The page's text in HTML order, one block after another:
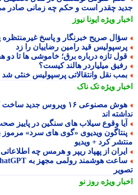
چقدر است و حکم چه زمانی صادر می
ویژهایونا نیوز
صریح خبرنگار و پاسخ غیرمنتظره
قید رامین رضاییان را زد
تازه درباره برق؛ خاموشی ها تا دو
میلیاردر هالند کیست؟
نقل وانتقالاتی پرسپولیس خنثی شد
ویژهتک ناک
هوش مصنوعی ۱۶ ویروس جدید
اند
وقوع سیلاب های سنگین در پاییز صحت
ویدیوی «گوی های سرد» مرموز بر
کرد + ویدیو
از پهپاد ریپر و هرمس چه اطلاعاتی
ویژهروز نو